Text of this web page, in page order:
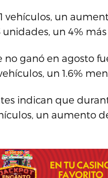
vehículos, un
un 4% más
ganó en agosto
un 1.6%
indican que
un aumento